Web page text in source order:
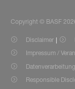
Copyright © BASF
Disclaimer
Impressum /
Responsible